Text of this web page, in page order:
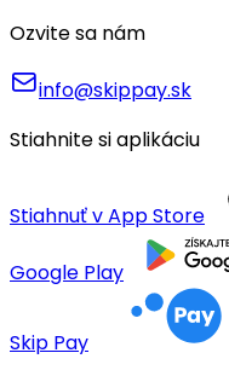
Ozvite sa nám
info@skippay.sk
Stiahnite si aplikáciu
Stiahnuť v App Store
Google Play
Skip Pay